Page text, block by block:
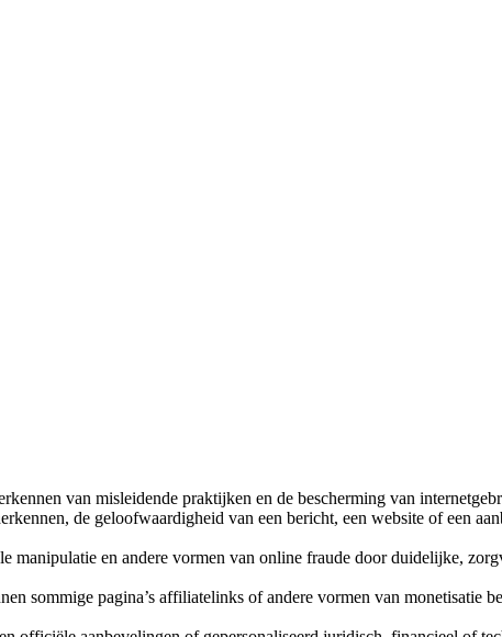
van misleidende praktijken en de bescherming van
de geloofwaardigheid van een bericht, een website of een
en andere vormen van online fraude door duidelijke,
sommige pagina’s affiliatelinks of andere vormen van monetisatie